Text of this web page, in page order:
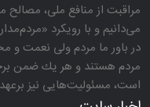
مراقبت از منافع ملی، مصالح
می‌دانیم و با رویكرد
در باور ما مردم ولی نعمت و
مردم هستند و هر یك ضمن
است، مسئولیت‌هایی نیز